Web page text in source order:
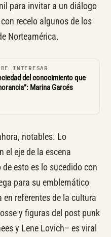
para invitar a un diálogo
recelo algunos de los
Norteamérica.
INTERESAR
del conocimiento que
Marina Garcés
notables. Lo
el eje de la escena
esto es lo sucedido con
para su emblemático
referentes de la cultura
y figuras del post punk
y Lene Lovich– es viral